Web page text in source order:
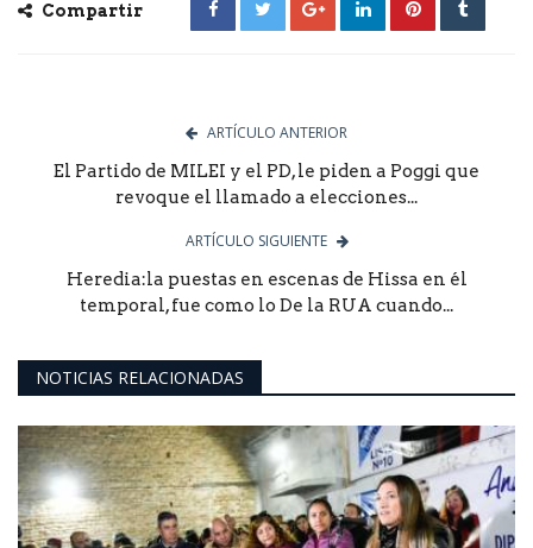
Compartir
ARTÍCULO ANTERIOR
El Partido de MILEI y el PD, le piden a Poggi que
revoque el llamado a elecciones...
ARTÍCULO SIGUIENTE
Heredia:la puestas en escenas de Hissa en él
temporal, fue como lo De la RUA cuando...
NOTICIAS RELACIONADAS